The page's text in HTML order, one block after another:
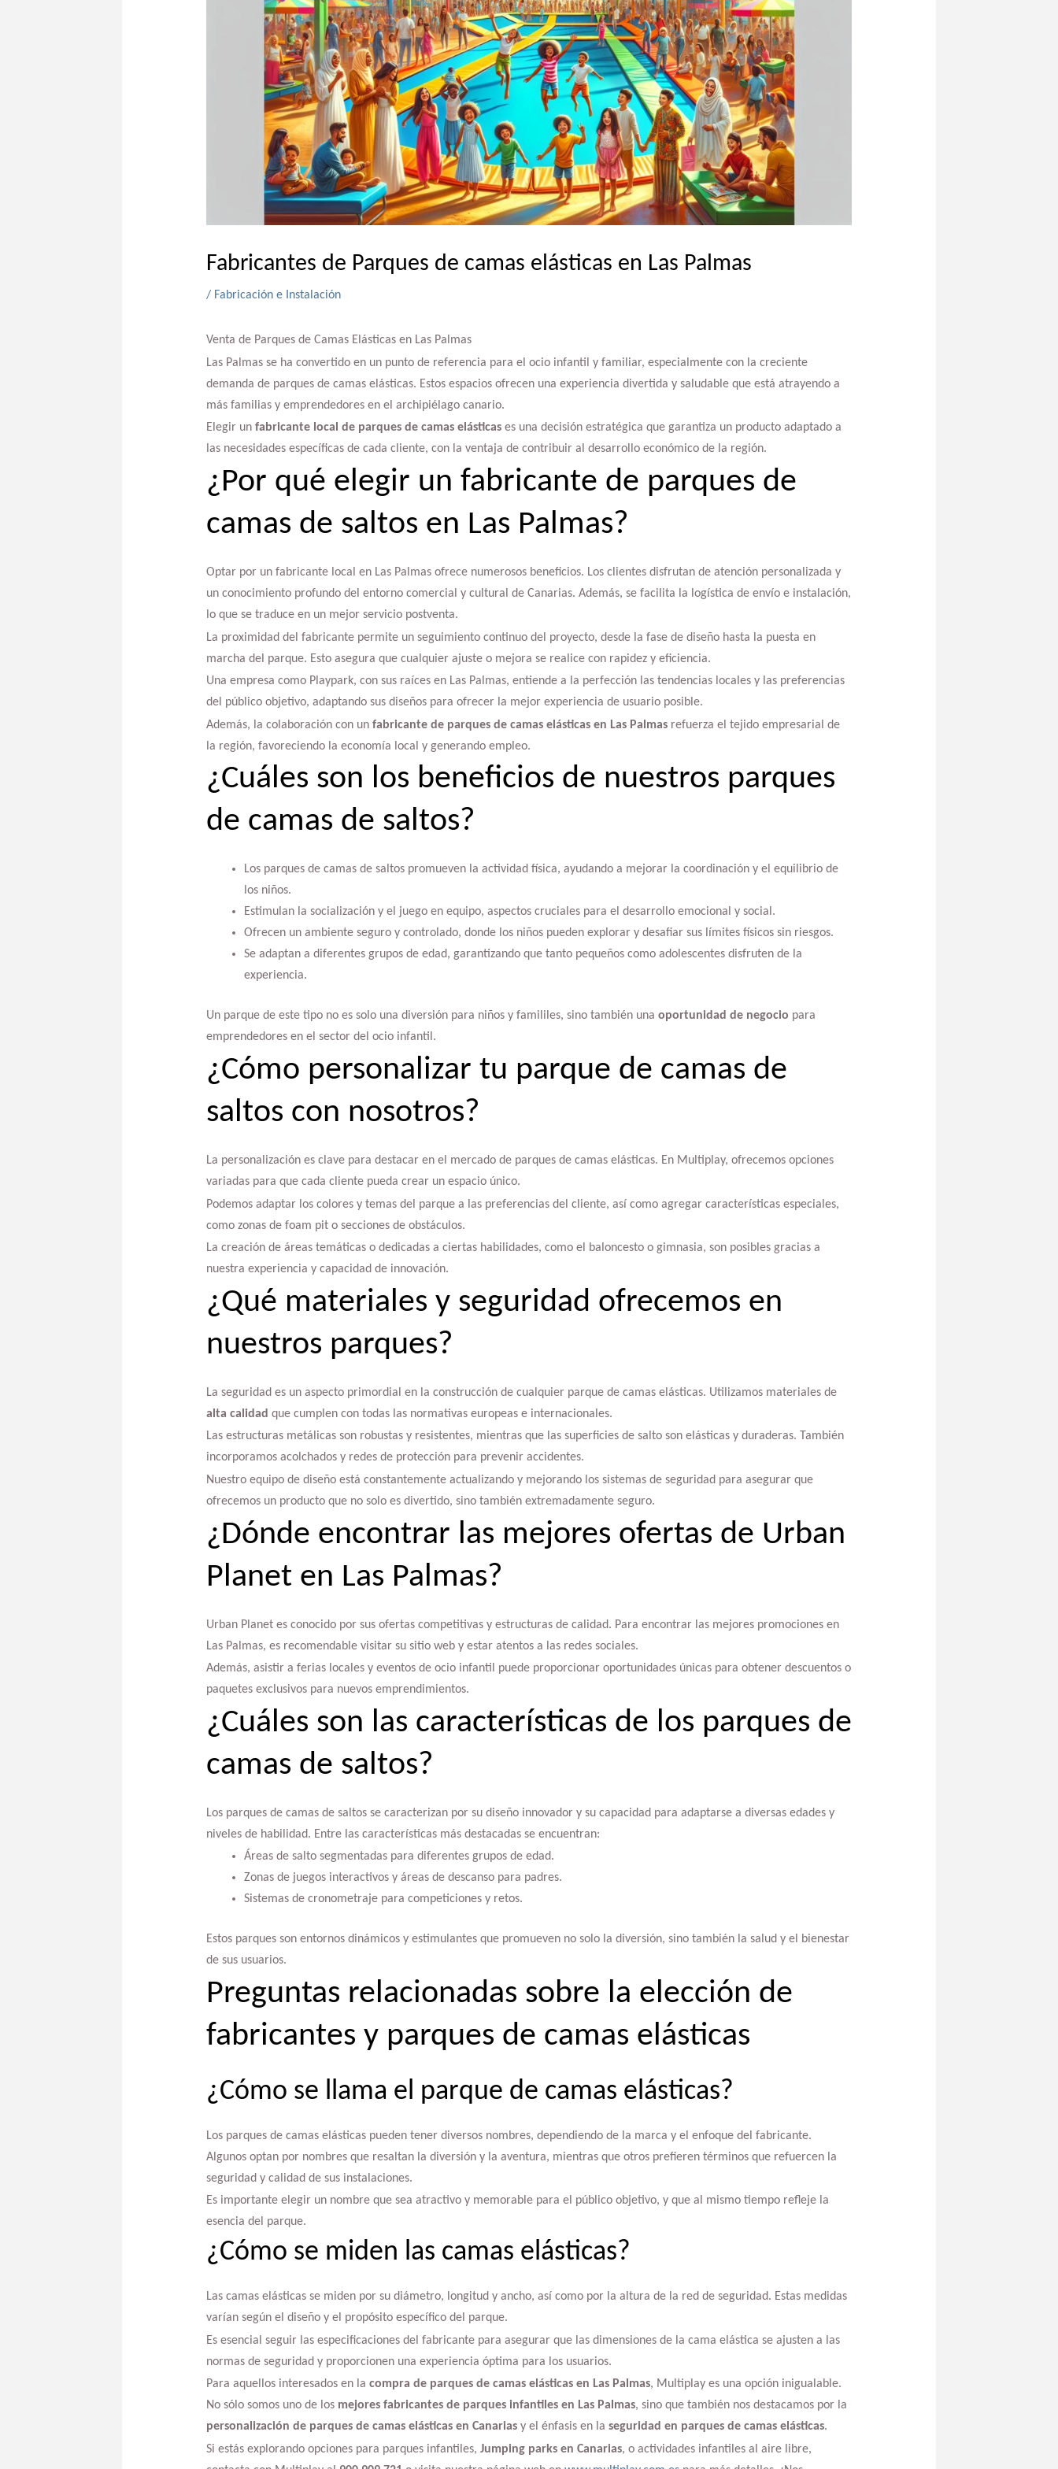
Fabricantes de Parques de camas elásticas en Las Palmas
/ Fabricación e Instalación
Venta de Parques de Camas Elásticas en Las Palmas
Las Palmas se ha convertido en un punto de referencia para el ocio infantil y familiar, especialmente con la creciente
demanda de parques de camas elásticas. Estos espacios ofrecen una experiencia divertida y saludable que está atrayendo a
más familias y emprendedores en el archipiélago canario.
Elegir un fabricante local de parques de camas elásticases una decisión estratégica que garantiza un producto adaptado a
las necesidades específicas de cada cliente, con la ventaja de contribuir al desarrollo económico de la región.
¿Por qué elegir un fabricante de parques de
camas de saltos en Las Palmas?
Optar por un fabricante local en Las Palmas ofrece numerosos beneficios. Los clientes disfrutan de atención personalizada y
un conocimiento profundo del entorno comercial y cultural de Canarias. Además, se facilita la logística de envío e instalación,
lo que se traduce en un mejor servicio postventa.
La proximidad del fabricante permite un seguimiento continuo del proyecto, desde la fase de diseño hasta la puesta en
marcha del parque. Esto asegura que cualquier ajuste o mejora se realice con rapidez y eficiencia.
Una empresa como Playpark, con sus raíces en Las Palmas, entiende a la perfección las tendencias locales y las preferencias
del público objetivo, adaptando sus diseños para ofrecer la mejor experiencia de usuario posible.
Además, la colaboración con un fabricante de parques de camas elásticas en Las Palmasrefuerza el tejido empresarial de
la región, favoreciendo la economía local y generando empleo.
¿Cuáles son los beneficios de nuestros parques
de camas de saltos?
Los parques de camas de saltos promueven la actividad física, ayudando a mejorar la coordinación y el equilibrio de
los niños.
Estimulan la socialización y el juego en equipo, aspectos cruciales para el desarrollo emocional y social.
Ofrecen un ambiente seguro y controlado, donde los niños pueden explorar y desafiar sus límites físicos sin riesgos.
Se adaptan a diferentes grupos de edad, garantizando que tanto pequeños como adolescentes disfruten de la
experiencia.
Un parque de este tipo no es solo una diversión para niños y famililes, sino también una oportunidad de negocio para
emprendedores en el sector del ocio infantil.
¿Cómo personalizar tu parque de camas de
saltos con nosotros?
La personalización es clave para destacar en el mercado de parques de camas elásticas. En Multiplay, ofrecemos opciones
variadas para que cada cliente pueda crear un espacio único.
Podemos adaptar los colores y temas del parque a las preferencias del cliente, así como agregar características especiales,
como zonas de foam pit o secciones de obstáculos.
La creación de áreas temáticas o dedicadas a ciertas habilidades, como el baloncesto o gimnasia, son posibles gracias a
nuestra experiencia y capacidad de innovación.
¿Qué materiales y seguridad ofrecemos en
nuestros parques?
La seguridad es un aspecto primordial en la construcción de cualquier parque de camas elásticas. Utilizamos materiales de
alta calidad que cumplen con todas las normativas europeas e internacionales.
Las estructuras metálicas son robustas y resistentes, mientras que las superficies de salto son elásticas y duraderas. También
incorporamos acolchados y redes de protección para prevenir accidentes.
Nuestro equipo de diseño está constantemente actualizando y mejorando los sistemas de seguridad para asegurar que
ofrecemos un producto que no solo es divertido, sino también extremadamente seguro.
¿Dónde encontrar las mejores ofertas de Urban
Planet en Las Palmas?
Urban Planet es conocido por sus ofertas competitivas y estructuras de calidad. Para encontrar las mejores promociones en
Las Palmas, es recomendable visitar su sitio web y estar atentos a las redes sociales.
Además, asistir a ferias locales y eventos de ocio infantil puede proporcionar oportunidades únicas para obtener descuentos o
paquetes exclusivos para nuevos emprendimientos.
¿Cuáles son las características de los parques de
camas de saltos?
Los parques de camas de saltos se caracterizan por su diseño innovador y su capacidad para adaptarse a diversas edades y
niveles de habilidad. Entre las características más destacadas se encuentran:
Áreas de salto segmentadas para diferentes grupos de edad.
Zonas de juegos interactivos y áreas de descanso para padres.
Sistemas de cronometraje para competiciones y retos.
Estos parques son entornos dinámicos y estimulantes que promueven no solo la diversión, sino también la salud y el bienestar
de sus usuarios.
Preguntas relacionadas sobre la elección de
fabricantes y parques de camas elásticas
¿Cómo se llama el parque de camas elásticas?
Los parques de camas elásticas pueden tener diversos nombres, dependiendo de la marca y el enfoque del fabricante.
Algunos optan por nombres que resaltan la diversión y la aventura, mientras que otros prefieren términos que refuercen la
seguridad y calidad de sus instalaciones.
Es importante elegir un nombre que sea atractivo y memorable para el público objetivo, y que al mismo tiempo refleje la
esencia del parque.
¿Cómo se miden las camas elásticas?
Las camas elásticas se miden por su diámetro, longitud y ancho, así como por la altura de la red de seguridad. Estas medidas
varían según el diseño y el propósito específico del parque.
Es esencial seguir las especificaciones del fabricante para asegurar que las dimensiones de la cama elástica se ajusten a las
normas de seguridad y proporcionen una experiencia óptima para los usuarios.
Para aquellos interesados en la compra de parques de camas elásticas en Las Palmas, Multiplay es una opción inigualable.
No sólo somos uno de los mejores fabricantes de parques infantiles en Las Palmas, sino que también nos destacamos por la
personalización de parques de camas elásticas en Canariasy el énfasis en la seguridad en parques de camas elásticas.
Si estás explorando opciones para parques infantiles, Jumping parks en Canarias, o actividades infantiles al aire libre,